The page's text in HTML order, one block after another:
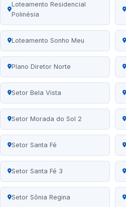
Loteamento Residencial
Polinésia
Loteamento Sonho Meu
Plano Diretor Norte
Setor Bela Vista
Setor Morada do Sol 2
Setor Santa Fé
Setor Santa Fé 3
Setor Sônia Regina